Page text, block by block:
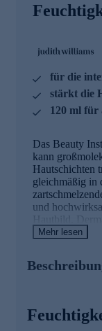
für die
stärkt die
120 ml für
Das Beauty
kann
Hautschichten
gleichmäßig in
und
Hautbild.
enthaltene
Feuchtigkeit
Machen
Mehr lesen